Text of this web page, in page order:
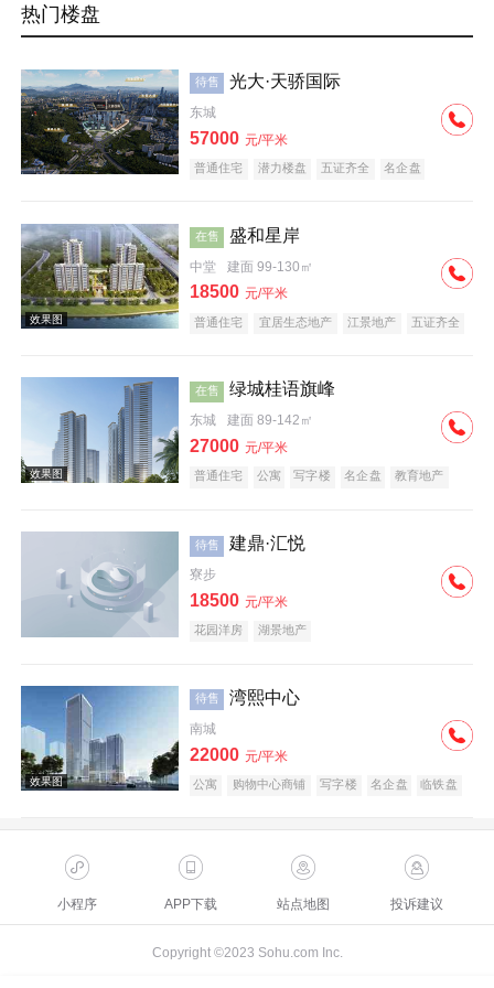
热门楼盘
待售 光大·天骄国际
东城
57000 元/平米
普通住宅 潜力楼盘 五证齐全 名企盘
在售 盛和星岸
中堂 建面 99-130㎡
18500 元/平米
普通住宅 宜居生态地产 江景地产 五证齐全
在售 绿城桂语旗峰
东城 建面 89-142㎡
27000 元/平米
普通住宅 公寓 写字楼 名企盘 教育地产
待售 建鼎·汇悦
寮步
18500 元/平米
花园洋房 湖景地产
待售 湾熙中心
南城
22000 元/平米
公寓 购物中心商铺 写字楼 名企盘 临铁盘
小程序 APP下载 站点地图 投诉建议
Copyright ©2023 Sohu.com Inc.